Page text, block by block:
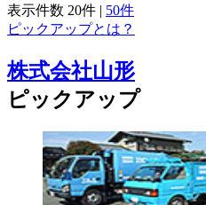
表示件数 20件 | 50件
ピックアップとは？
株式会社山形
ピックアップ